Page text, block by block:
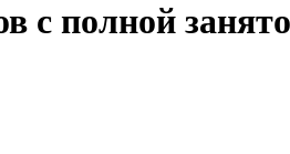
с полной